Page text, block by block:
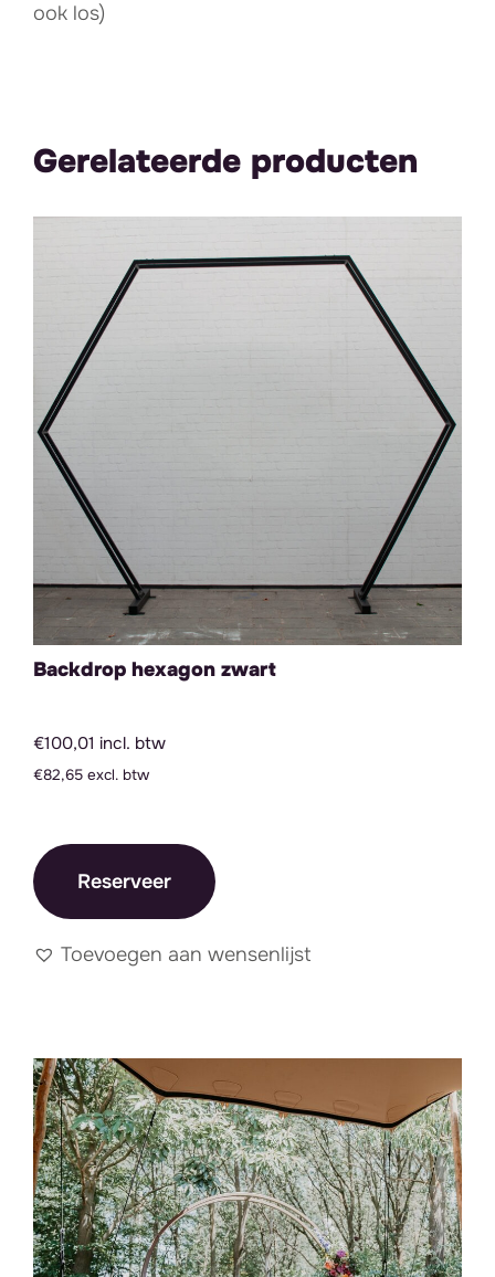
ook los)
Gerelateerde producten
Backdrop hexagon zwart
€100,01 incl. btw
€82,65 excl. btw
Reserveer
Toevoegen aan wensenlijst